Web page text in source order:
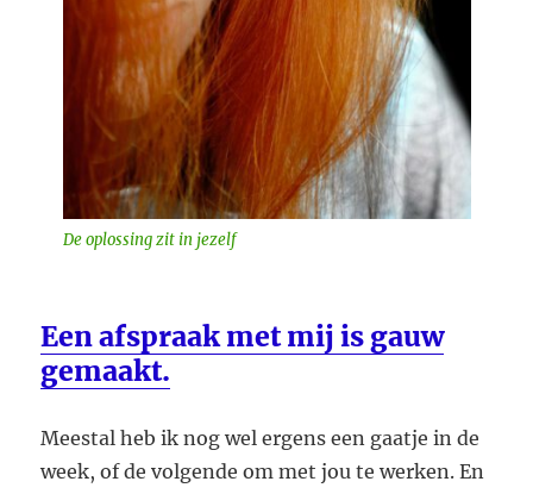
De oplossing zit in jezelf
Een afspraak met mij is gauw
gemaakt.
Meestal heb ik nog wel ergens een gaatje in de
week, of de volgende om met jou te werken. En